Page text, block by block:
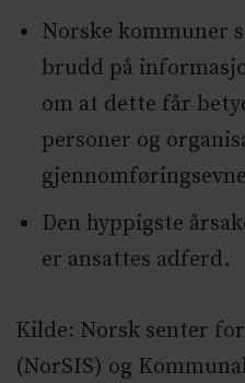
Norske kommuner
brudd på
om at dette får
personer og
Den hyppigste
er ansattes adferd.
Kilde: Norsk senter
(NorSIS) og